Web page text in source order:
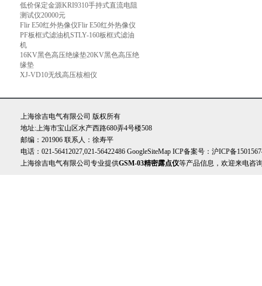
低价保定金源KRI9310手持式直流电阻
测试仪20000元
Flir E50红外热像仪Flir E50红外热像仪
PF板框式滤油机STLY-160板框式滤油
机
16KV黑色高压绝缘垫20KV黑色高压绝
缘垫
XJ-VD10无线高压核相仪
上海徐吉电气有限公司 版权所有
地址:上海市宝山区水产西路680弄4号楼508
邮编：201906 联系人：徐寿平
电话：021-56412027,021-56422486 GoogleSiteMap ICP备案号： 沪ICP备
上海徐吉电气有限公司专业提供GSM-03精密露点仪等产品信息，欢迎来电咨